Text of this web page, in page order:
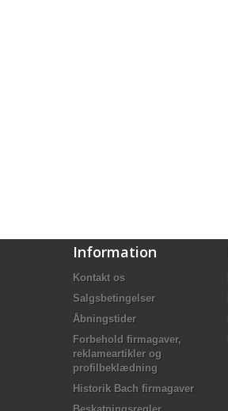
Information
Kontakt os
Salgsbetingelser
Åbningstider
Forbehold firmagaver,
reklameartikler og
profilbeklædning
Historik Bach firmagaver